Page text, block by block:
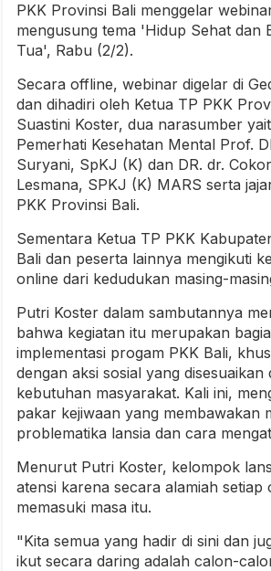
PKK Provinsi Bali menggelar
mengusung tema 'Hidup Sehat dan
Tua', Rabu (2/2).
Secara offline, webinar digelar di
dan dihadiri oleh Ketua TP PKK
Suastini Koster, dua narasumber
Pemerhati Kesehatan Mental Prof.
Suryani, SpKJ (K) dan DR. dr.
Lesmana, SPKJ (K) MARS serta
PKK Provinsi Bali.
Sementara Ketua TP PKK
Bali dan peserta lainnya mengikuti
online dari kedudukan masing-
Putri Koster dalam sambutannya
bahwa kegiatan itu merupakan
implementasi progam PKK Bali,
dengan aksi sosial yang disesuaikan
kebutuhan masyarakat. Kali ini,
pakar kejiwaan yang membawakan
problematika lansia dan cara
Menurut Putri Koster, kelompok
atensi karena secara alamiah setiap
memasuki masa itu.
"Kita semua yang hadir di sini dan
ikut secara daring adalah calon-